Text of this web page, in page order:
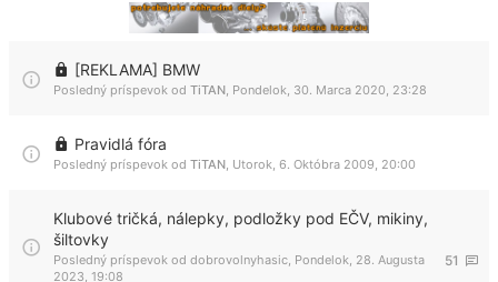
[REKLAMA] BMW
Posledný príspevok od TiTAN Pondelok, 30. Marca 2020, 23:28
Pravidlá fóra
Posledný príspevok od TiTAN Utorok, 6. Októbra 2009, 20:00
Klubové tričká, nálepky, podložky pod EČV, mikiny,
šiltovky
51
Posledný príspevok od dobrovolnyhasic Pondelok, 28. Augusta
2023, 19:08